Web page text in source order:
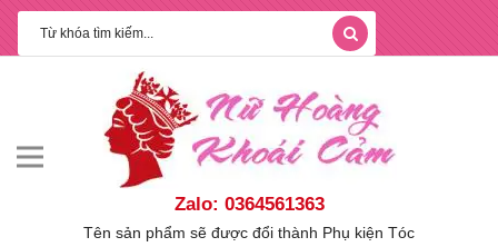
Zalo: 0364561363
Tên sản phẩm sẽ được đổi thành Phụ kiện Tóc